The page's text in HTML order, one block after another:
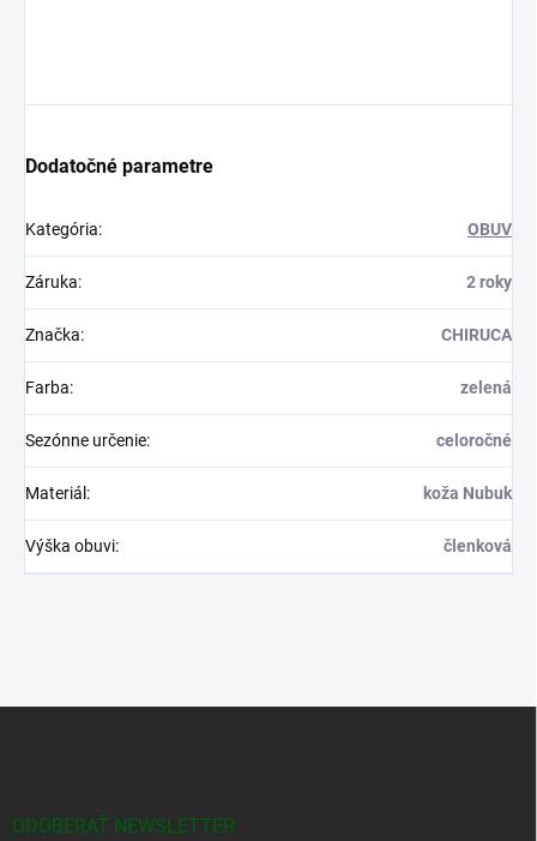
Dodatočné parametre
Kategória: OBUV
Záruka: 2 roky
Značka: CHIRUCA
Farba: zelená
Sezónne určenie: celoročné
Materiál : koža Nubuk
Výška obuvi: členková
ODOBERAŤ NEWSLETTER